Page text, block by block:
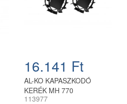
16.141 Ft
AL-KO KAPASZKODÓ
KERÉK MH 770
113977